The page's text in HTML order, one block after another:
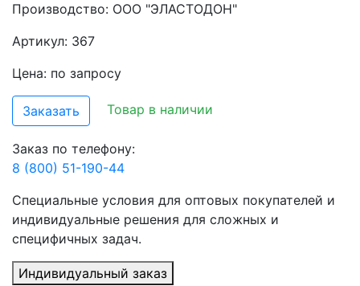
Производство: ООО "ЭЛАСТОДОН"
Артикул: 367
Цена: по запросу
Заказать Товар в наличии
Заказ по телефону:
8 (800) 51-190-44
Специальные условия для оптовых покупателей и
индивидуальные решения для сложных и
специфичных задач.
Индивидуальный заказ